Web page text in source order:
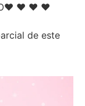
♥ ♥ ♥
de este